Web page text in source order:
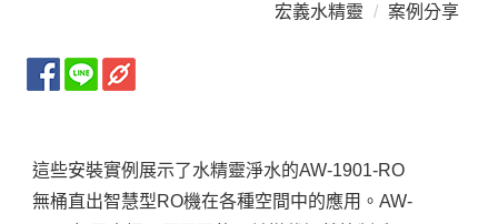
宏義水精靈 案例分享
這些安裝實例展示了水精靈淨水的AW-1901-RO
無桶直出智慧型RO機在各種空間中的應用。AW-